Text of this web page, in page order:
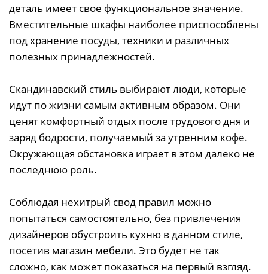
деталь имеет свое функциональное значение.
Вместительные шкафы наиболее приспособлены
под хранение посуды, техники и различных
полезных принадлежностей.
Скандинавский стиль выбирают люди, которые
идут по жизни самым активным образом. Они
ценят комфортный отдых после трудового дня и
заряд бодрости, получаемый за утренним кофе.
Окружающая обстановка играет в этом далеко не
последнюю роль.
Соблюдая нехитрый свод правил можно
попытаться самостоятельно, без привлечения
дизайнеров обустроить кухню в данном стиле,
посетив магазин мебели. Это будет не так
сложно, как может показаться на первый взгляд.